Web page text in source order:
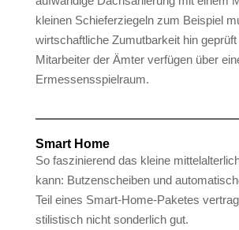
kleinen Schieferziegeln zum Beispiel
wirtschaftliche Zumutbarkeit hin
Mitarbeiter der Ämter verfügen über
Ermessensspielraum.
Smart Home
So faszinierend das kleine
kann: Butzenscheiben und
Teil eines Smart-Home-Paketes
stilistisch nicht sonderlich gut.